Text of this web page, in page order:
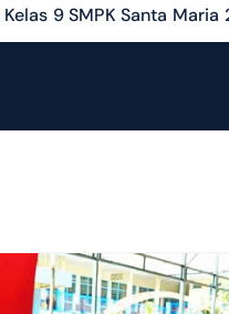
Kelas 9 SMPK Santa